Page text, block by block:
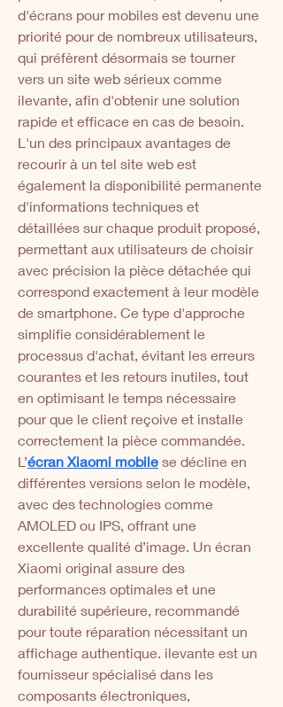
d'écrans pour mobiles est devenu une
priorité pour de nombreux utilisateurs,
qui préfèrent désormais se tourner
vers un site web sérieux comme
ilevante, afin d'obtenir une solution
rapide et efficace en cas de besoin.
L'un des principaux avantages de
recourir à un tel site web est
également la disponibilité permanente
d'informations techniques et
détaillées sur chaque produit proposé,
permettant aux utilisateurs de choisir
avec précision la pièce détachée qui
correspond exactement à leur modèle
de smartphone. Ce type d'approche
simplifie considérablement le
processus d'achat, évitant les erreurs
courantes et les retours inutiles, tout
en optimisant le temps nécessaire
pour que le client reçoive et installe
correctement la pièce commandée.
L’écran Xiaomi mobile se décline en
différentes versions selon le modèle,
avec des technologies comme
AMOLED ou IPS, offrant une
excellente qualité d’image. Un écran
Xiaomi original assure des
performances optimales et une
durabilité supérieure, recommandé
pour toute réparation nécessitant un
affichage authentique. ilevante est un
fournisseur spécialisé dans les
composants électroniques,